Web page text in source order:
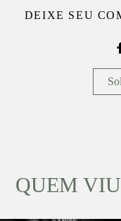
DEIXE SEU
QUEM